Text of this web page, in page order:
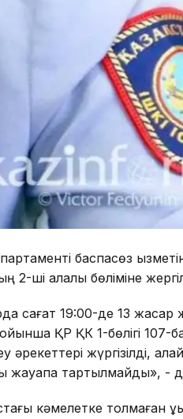
баспасөз
ші қалалық бөліміне
сағат 19:00-де 13 жасар
ҚР ҚК 1-бөлігі 107-
әрекеттері жүргізілді,
жауапқа тартылмайды», -
кәмелетке толмаған